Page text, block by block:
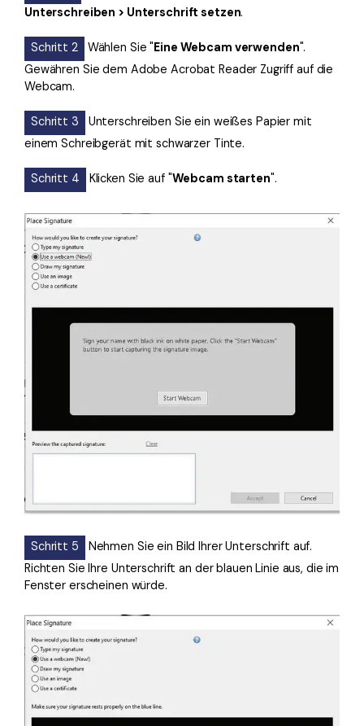
Unterschreiben > Unterschrift setzen.
Schritt 2 Wählen Sie "Eine Webcam verwenden".
Gewähren Sie dem Adobe Acrobat Reader Zugriff auf die
Webcam.
Schritt 3
Unterschreiben Sie ein weißes Papier mit
einem Schreibgerät mit schwarzer Tinte.
Schritt 4 Klicken Sie auf "Webcam starten".
Schritt 5
Nehmen Sie ein Bild Ihrer Unterschrift auf.
Richten Sie Ihre Unterschrift an der blauen Linie aus, die im
Fenster erscheinen würde.